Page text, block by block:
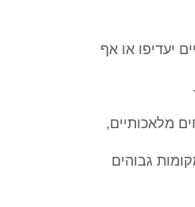
יעדיפו או אף
מלאכותיים,
גבוהים